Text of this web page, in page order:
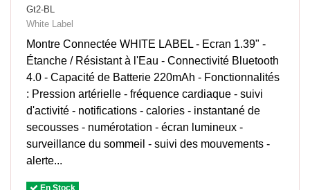
Gt2-BL
White Label
Montre Connectée WHITE LABEL - Ecran 1.39" -
Étanche / Résistant à l'Eau - Connectivité Bluetooth
4.0 - Capacité de Batterie 220mAh - Fonctionnalités
: Pression artérielle - fréquence cardiaque - suivi
d'activité - notifications - calories - instantané de
secousses - numérotation - écran lumineux -
surveillance du sommeil - suivi des mouvements -
alerte...
En Stock